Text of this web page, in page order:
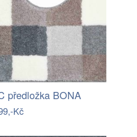
předložka BONA
Kč